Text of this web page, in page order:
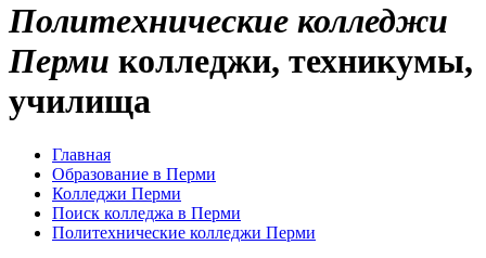
Политехнические колледжи
Перми колледжи, техникумы,
училища
Главная
Образование в Перми
Колледжи Перми
Поиск колледжа в Перми
Политехнические колледжи Перми